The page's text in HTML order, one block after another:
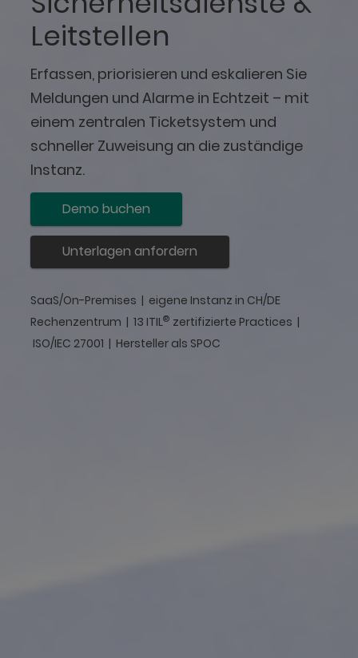
Leitstellen
Erfassen, priorisieren und eskalieren Sie
Meldungen und Alarme in Echtzeit – mit
einem zentralen Ticketsystem und
schneller Zuweisung an die zuständige
Instanz.
Demo buchen
Unterlagen anfordern
SaaS/On-Premises | eigene Instanz in CH/DE
Rechenzentrum | 13 ITIL® zertifizierte Practices |
ISO/IEC 27001 | Hersteller als SPOC